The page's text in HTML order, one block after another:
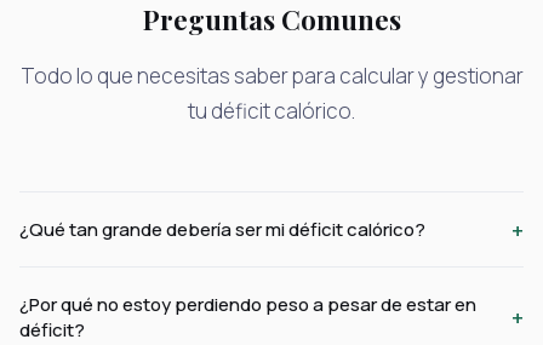
Preguntas Comunes
Todo lo que necesitas saber para calcular y gestionar
tu déficit calórico.
¿Qué tan grande debería ser mi déficit calórico? +
¿Por qué no estoy perdiendo peso a pesar de estar en
déficit?
+